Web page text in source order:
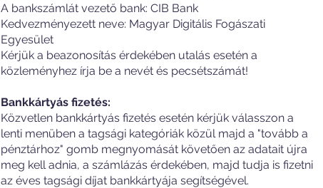
A bankszámlát vezető bank: CIB Bank
Kedvezményezett neve: Magyar Digitális Fogászati
Egyesület
Kérjük a beazonosítás érdekében utalás esetén a
közleményhez írja be a nevét és pecsétszámát!
Bankkártyás fizetés:
Közvetlen bankkártyás fizetés esetén kérjük válasszon a
lenti menüben a tagsági kategóriák közül majd a "tovább a
pénztárhoz" gomb megnyomását követően az adatait újra
meg kell adnia, a számlázás érdekében, majd tudja is fizetni
az éves tagsági díjat bankkártyája segítségével.